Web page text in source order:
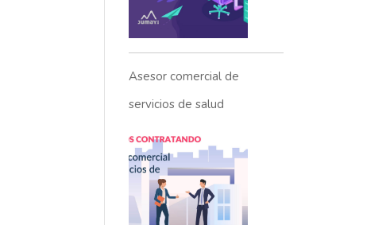
Asesor comercial de
servicios de salud